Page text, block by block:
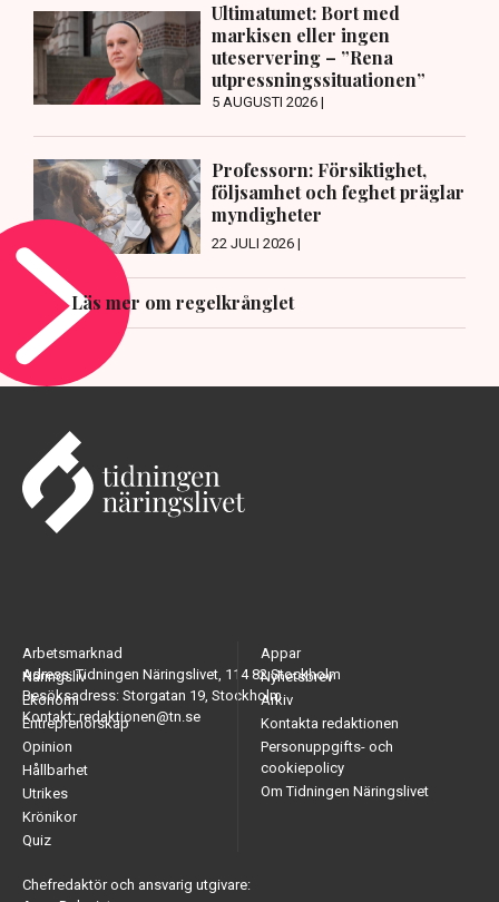
Ultimatumet: Bort med
markisen eller ingen
uteservering – ”Rena
utpressningssituationen”
5 AUGUSTI 2026 |
Professorn: Försiktighet,
följsamhet och feghet präglar
myndigheter
22 JULI 2026 |
Läs mer om regelkrånglet
Adress: Tidningen Näringslivet, 114 82 Stockholm
Besöksadress: Storgatan 19, Stockholm
Kontakt: redaktionen@tn.se
Arbetsmarknad
Näringsliv
Ekonomi
Entreprenörskap
Opinion
Hållbarhet
Utrikes
Krönikor
Quiz
Appar
Nyhetsbrev
Arkiv
Kontakta redaktionen
Personuppgifts- och
cookiepolicy
Om Tidningen Näringslivet
Chefredaktör och ansvarig utgivare: